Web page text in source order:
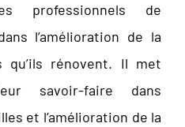
professionnels de
l’amélioration de la
qu’ils rénovent. Il met
savoir-faire dans
et l’amélioration de la